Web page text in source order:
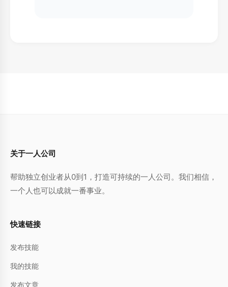
关于一人公司
帮助独立创业者从0到1，打造可持续的一人公司。我们相信，
一个人也可以成就一番事业。
快速链接
发布技能
我的技能
发布文章